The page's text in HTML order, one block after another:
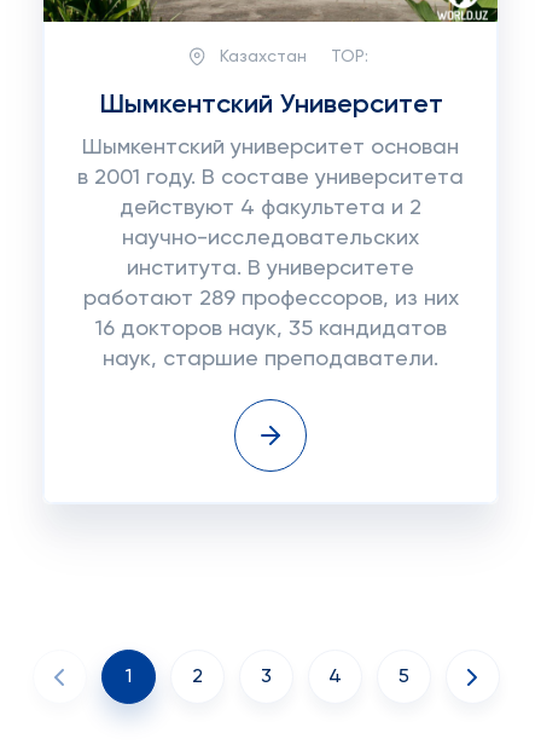
Казахстан TOP:
Шымкентский Университет
Шымкентский университет основан
в 2001 году. В составе университета
действуют 4 факультета и 2
научно-исследовательских
института. В университете
работают 289 профессоров, из них
16 докторов наук, 35 кандидатов
наук, старшие преподаватели.
1 2 3 4 5